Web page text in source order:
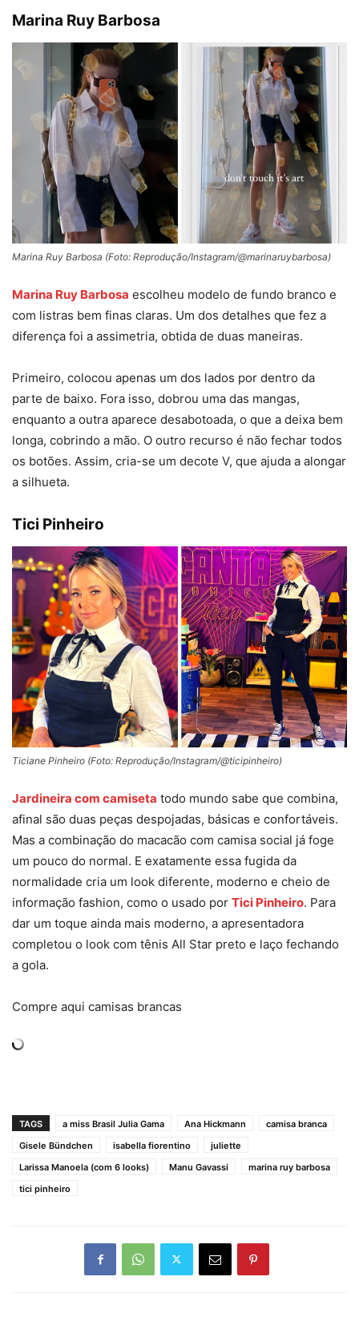
Marina Ruy Barbosa
Marina Ruy Barbosa (Foto: Reprodução/Instagram/@marinaruybarbosa)
Marina Ruy Barbosa escolheu modelo de fundo branco e
com listras bem finas claras. Um dos detalhes que fez a
diferença foi a assimetria, obtida de duas maneiras.
Primeiro, colocou apenas um dos lados por dentro da
parte de baixo. Fora isso, dobrou uma das mangas,
enquanto a outra aparece desabotoada, o que a deixa bem
longa, cobrindo a mão. O outro recurso é não fechar todos
os botões. Assim, cria-se um decote V, que ajuda a alongar
a silhueta.
Tici Pinheiro
Ticiane Pinheiro (Foto: Reprodução/Instagram/@ticipinheiro)
Jardineira com camiseta todo mundo sabe que combina,
afinal são duas peças despojadas, básicas e confortáveis.
Mas a combinação do macacão com camisa social já foge
um pouco do normal. E exatamente essa fugida da
normalidade cria um look diferente, moderno e cheio de
informação fashion, como o usado por Tici Pinheiro. Para
dar um toque ainda mais moderno, a apresentadora
completou o look com tênis All Star preto e laço fechando
a gola.
Compre aqui camisas brancas
TAGS a miss Brasil Julia Gama Ana Hickmann
camisa branca
Gisele Bündchen
isabella fiorentino
juliette
Larissa Manoela (com 6 looks)
Manu Gavassi
marina ruy barbosa
tici pinheiro